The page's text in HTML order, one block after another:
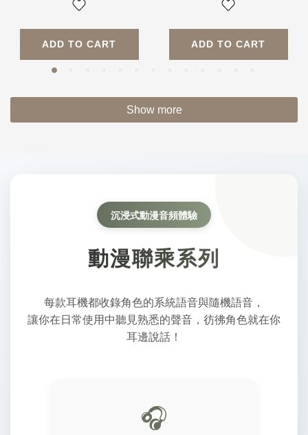
ADD TO CART ADD TO CART
Show more
沉浸式動漫音頻體驗
動漫聯乘系列
每款耳機都收錄角色的系統語音與隨機語音，
讓你在日常使用中聽見熟悉的聲音，彷彿角色就在你
耳邊說話！
🎧